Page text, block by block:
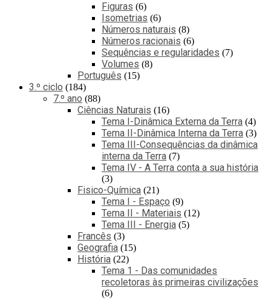
Figuras 6
Isometrias 6
Números naturais 8
Números racionais 6
Sequências e regularidades 7
Volumes 8
Português 15
3.º ciclo 184
7.º ano 88
Ciências Naturais 16
Tema I-Dinâmica Externa da Terra 4
Tema II-Dinâmica Interna da Terra 3
Tema III-Consequências da dinâmica
interna da Terra 7
Tema IV - A Terra conta a sua história
3
Fisico-Química 21
Tema I - Espaço 9
Tema II - Materiais 12
Tema III - Energia 5
Francês 3
Geografia 15
História 22
Tema 1 - Das comunidades
recoletoras às primeiras civilizações
6